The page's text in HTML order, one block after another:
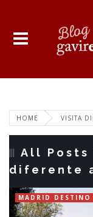
HOME VISITA
All Posts
diferente
MADRID